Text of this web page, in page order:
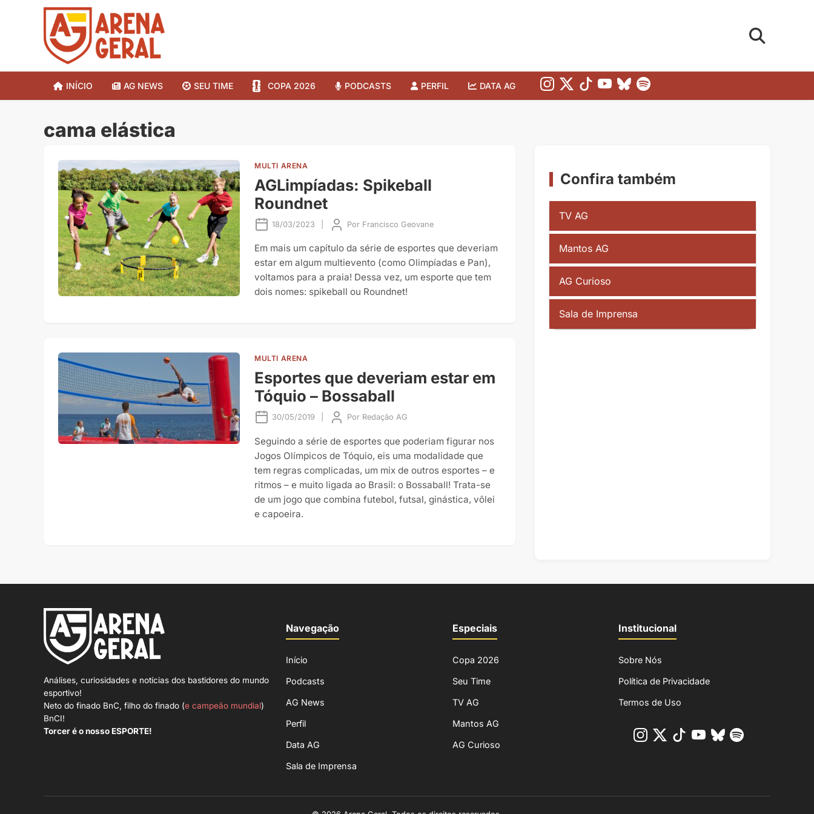
INÍCIO AG NEWS SEU TIME COPA 2026 PODCASTS PERFIL DATA AG
cama elástica
MULTI ARENA
AGLimpíadas: Spikeball
Roundnet
18/03/2023 Por Francisco Geovane
Em mais um capítulo da série de esportes que deveriam
estar em algum multievento (como Olimpíadas e Pan),
voltamos para a praia! Dessa vez, um esporte que tem
dois nomes: spikeball ou Roundnet!
MULTI ARENA
Esportes que deveriam estar em
Tóquio – Bossaball
30/05/2019 Por Redação AG
Seguindo a série de esportes que poderiam figurar nos
Jogos Olímpicos de Tóquio, eis uma modalidade que
tem regras complicadas, um mix de outros esportes – e
ritmos – e muito ligada ao Brasil: o Bossaball! Trata-se
de um jogo que combina futebol, futsal, ginástica, vôlei
e capoeira.
Confira também
TV AG
Mantos AG
AG Curioso
Sala de Imprensa
Análises, curiosidades e notícias dos bastidores do mundo
esportivo!
Neto do finado BnC, filho do finado (e campeão mundial)
BnCI!
Torcer é o nosso ESPORTE!
Navegação
Início
Podcasts
AG News
Perfil
Data AG
Sala de Imprensa
Especiais
Copa 2026
Seu Time
TV AG
Mantos AG
AG Curioso
Institucional
Sobre Nós
Política de Privacidade
Termos de Uso